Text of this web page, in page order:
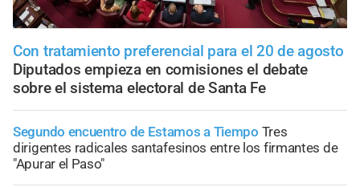
Con tratamiento preferencial para el 20 de agosto
Diputados empieza en comisiones el debate
sobre el sistema electoral de Santa Fe
Segundo encuentro de Estamos a Tiempo Tres
dirigentes radicales santafesinos entre los firmantes de
"Apurar el Paso"